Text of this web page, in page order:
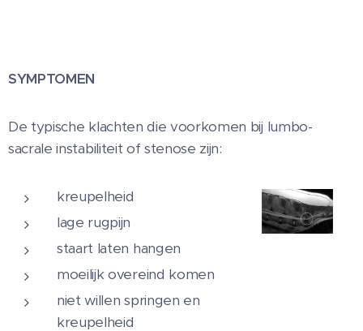
SYMPTOMEN
De typische klachten die voorkomen bij lumbo-
sacrale instabiliteit of stenose zijn:
kreupelheid
lage rugpijn
staart laten hangen
moeilijk overeind komen
niet willen springen en
kreupelheid